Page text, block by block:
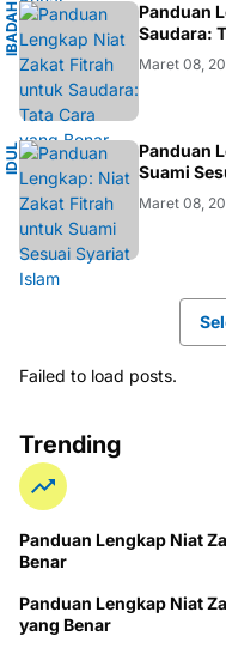
I
B
A
DA
H
I
S
L
AM
Panduan
Saudara:
Maret 08,
I
D
U
L
F
I
T
RI
Panduan
Suami
Maret 08,
Failed to load posts.
Trending
Panduan Lengkap Niat
Benar
Panduan Lengkap Niat
yang Benar